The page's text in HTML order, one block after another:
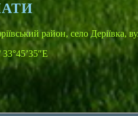
район, село Деріївка,